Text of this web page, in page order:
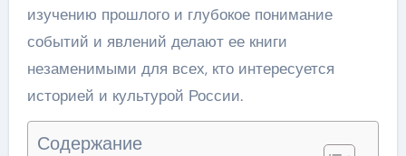
изучению прошлого и глубокое понимание
событий и явлений делают ее книги
незаменимыми для всех, кто интересуется
историей и культурой России.
Содержание